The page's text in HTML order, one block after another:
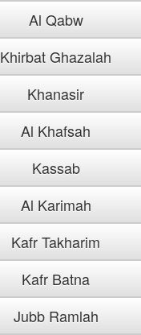
Al Qabw
Khirbat Ghazalah
Khanasir
Al Khafsah
Kassab
Al Karimah
Kafr Takharim
Kafr Batna
Jubb Ramlah